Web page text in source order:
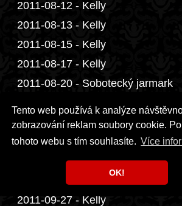
Tento web používá k analýze
zobrazování reklam soubory cookie.
tohoto webu s tím souhlasíte. Více
OK!
2011-08-12 - Kelly
2011-08-13 - Kelly
2011-08-15 - Kelly
2011-08-17 - Kelly
2011-08-20 - Sobotecký jarmark
2011-08-24 - Kelly
2011-08-28 - Blížkovice
2011-09-03 - Letiště Příbram a
2011-09-05 - 2011-09-13 - Maroko
2011-09-26 - Na letadla zblízka
2011-09-27 - Kelly